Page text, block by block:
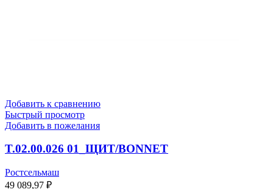
Добавить к сравнению
Быстрый просмотр
Добавить в пожелания
T.02.00.026 01_ЩИТ/BONNET
Ростсельмаш
49 089,97 ₽